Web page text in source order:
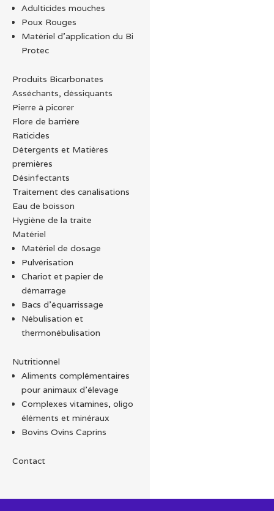
Adulticides mouches
Poux Rouges
Matériel d’application du Bi
Protec
Produits Bicarbonates
Asséchants, déssiquants
Pierre à picorer
Flore de barrière
Raticides
Détergents et Matières
premières
Désinfectants
Traitement des canalisations
Eau de boisson
Hygiène de la traite
Matériel
Matériel de dosage
Pulvérisation
Chariot et papier de
démarrage
Bacs d'équarrissage
Nébulisation et
thermonébulisation
Nutritionnel
Aliments complémentaires
pour animaux d'élevage
Complexes vitamines, oligo
éléments et minéraux
Bovins Ovins Caprins
Contact